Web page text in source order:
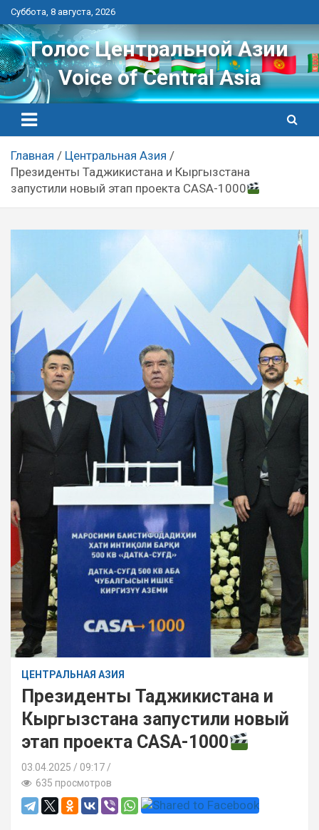
Перейти
к
контенту
Суббота, 8 августа, 2026
Голос Центральной Азии
Voice of Central Asia
Главная
Центральная Азия
Президенты Таджикистана и Кыргызстана
запустили новый этап проекта CASA-1000
ЦЕНТРАЛЬНАЯ АЗИЯ
Президенты Таджикистана и
Кыргызстана запустили новый
этап проекта CASA-1000
03.04.2025
09:17 /
635 просмотров